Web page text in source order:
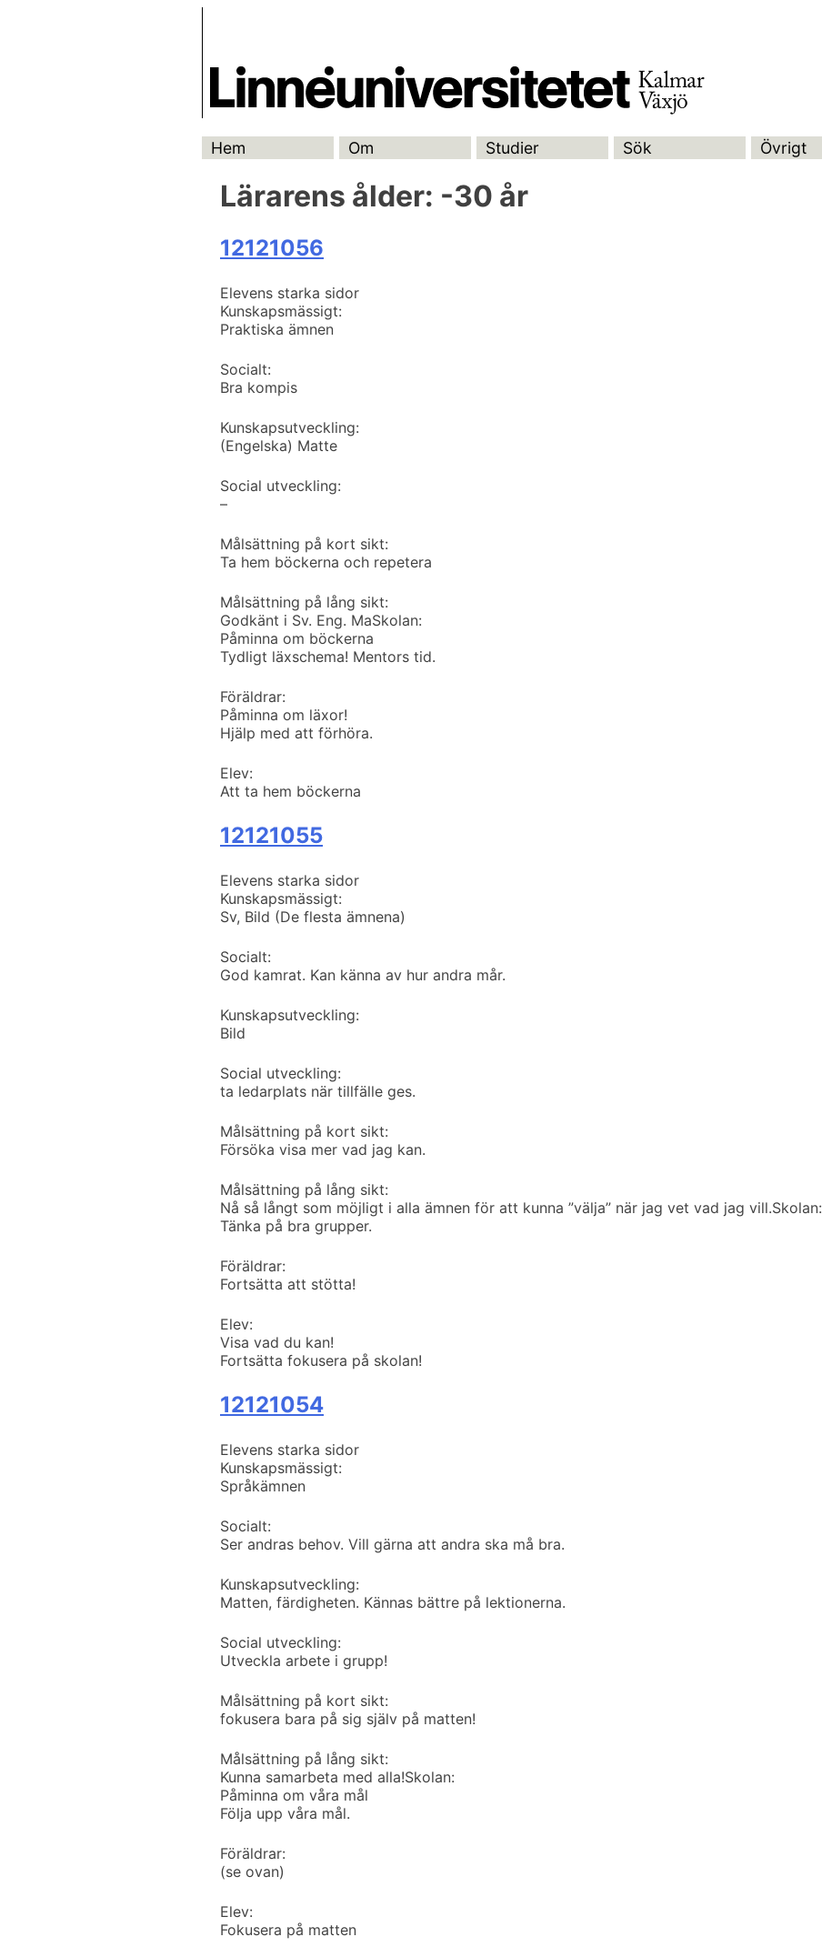
Hem Om Studier Sök Övrigt
Lärarens ålder: -30 år
12121056
Elevens starka sidor
Kunskapsmässigt:
Praktiska ämnen
Socialt:
Bra kompis
Kunskapsutveckling:
(Engelska) Matte
Social utveckling:
–
Målsättning på kort sikt:
Ta hem böckerna och repetera
Målsättning på lång sikt:
Godkänt i Sv. Eng. MaSkolan:
Påminna om böckerna
Tydligt läxschema! Mentors tid.
Föräldrar:
Påminna om läxor!
Hjälp med att förhöra.
Elev:
Att ta hem böckerna
12121055
Elevens starka sidor
Kunskapsmässigt:
Sv, Bild (De flesta ämnena)
Socialt:
God kamrat. Kan känna av hur andra mår.
Kunskapsutveckling:
Bild
Social utveckling:
ta ledarplats när tillfälle ges.
Målsättning på kort sikt:
Försöka visa mer vad jag kan.
Målsättning på lång sikt:
Nå så långt som möjligt i alla ämnen för att kunna ”välja” när jag vet vad jag vill.Skolan:
Tänka på bra grupper.
Föräldrar:
Fortsätta att stötta!
Elev:
Visa vad du kan!
Fortsätta fokusera på skolan!
12121054
Elevens starka sidor
Kunskapsmässigt:
Språkämnen
Socialt:
Ser andras behov. Vill gärna att andra ska må bra.
Kunskapsutveckling:
Matten, färdigheten. Kännas bättre på lektionerna.
Social utveckling:
Utveckla arbete i grupp!
Målsättning på kort sikt:
fokusera bara på sig själv på matten!
Målsättning på lång sikt:
Kunna samarbeta med alla!Skolan:
Påminna om våra mål
Följa upp våra mål.
Föräldrar:
(se ovan)
Elev:
Fokusera på matten